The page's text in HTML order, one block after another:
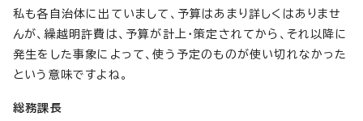
私も各自治体に出ていまして、予算はあまり詳しくはありませ
んが、繰越明許費は、予算が計上・策定されてから、それ以降に
発生をした事象によって、使う予定のものが使い切れなかった
という意味ですよね。
総務課長